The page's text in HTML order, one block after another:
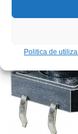
Politica de